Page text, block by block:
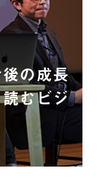
の成長
むビジ